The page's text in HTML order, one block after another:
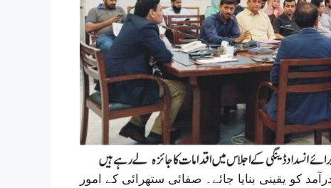
کو یقینی بنایا جائے۔ صفائی ستھرائی کے امور